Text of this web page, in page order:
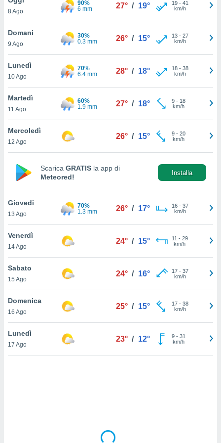
è
al sito
di
ci
di
il
un
la
nella
cookie
il tuo
in
a piè
del
8 Ago
90%
6 mm
27° / 19° 19- 41
km/h
Domani
9 Ago
30%
0.3 mm
26° / 15° 13- 27
km/h
Lunedì
10 Ago
70%
6.4 mm
28° / 18° 18- 38
km/h
Martedì
11 Ago
60%
1.9 mm
27° / 18° 9- 18
km/h
Mercoledì
12 Ago
26° / 15° 9- 20
km/h
Scarica GRATIS la app di
Meteored!
Installa
Giovedi
13 Ago
70%
1.3 mm
26° / 17° 16- 37
km/h
Venerdì
14 Ago
24° / 15° 11 - 29
km/h
Sabato
15 Ago
24° / 16° 17- 37
km/h
Domenica
16 Ago
25° / 15° 17- 38
km/h
Lunedì
17 Ago
23° / 12° 9- 31
km/h